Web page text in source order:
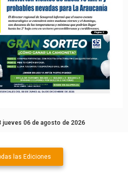
jueves 06 de agosto de 2026
las Ediciones